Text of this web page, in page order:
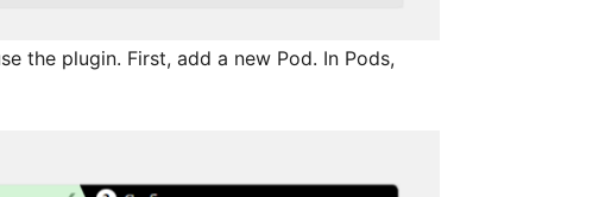
the plugin. First, add a new Pod. In Pods,